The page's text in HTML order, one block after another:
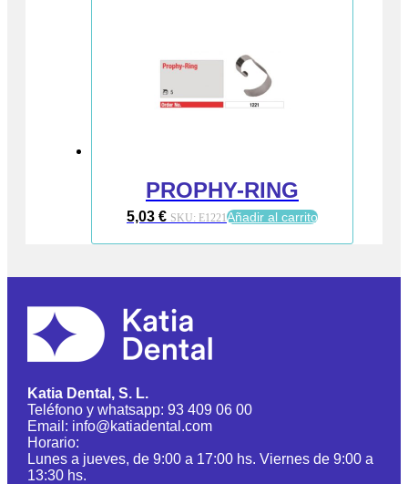
PROPHY-RING
5,03 € SKU: E1221Añadir al carrito
Katia Dental, S. L.
Teléfono y whatsapp: 93 409 06 00
Email: info@katiadental.com
Horario:
Lunes a jueves, de 9:00 a 17:00 hs. Viernes de 9:00 a
13:30 hs.